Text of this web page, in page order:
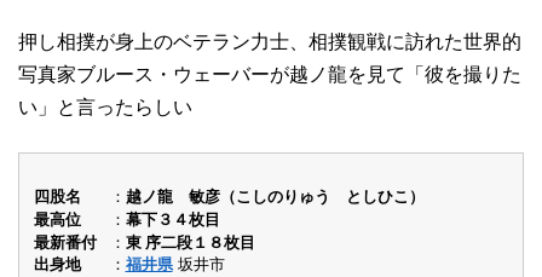
押し相撲が身上のベテラン力士、相撲観戦に訪れた世界的
写真家ブルース・ウェーバーが越ノ龍を見て「彼を撮りた
い」と言ったらしい
四股名
越ノ龍 敏彦（こしのりゅう としひこ）
最高位
幕下３４枚目
最新番付
東 序二段１８枚目
出身地
福井県坂井市